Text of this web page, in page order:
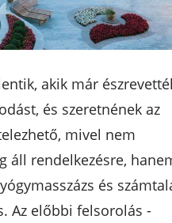
akik már
és szeretnének az
mivel nem
áll rendelkezésre,
és
Az előbbi felsorolás -